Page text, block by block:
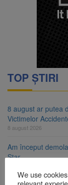
TOP ȘTIRI
8 august ar putea
Victimelor
8 august 2026
Am început
Star
We use